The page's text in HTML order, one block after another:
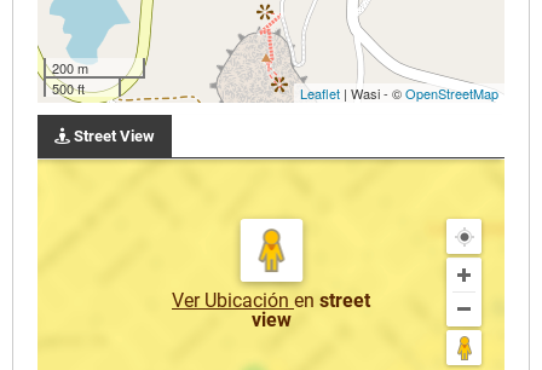
200 m
500 ft
Leaflet | Wasi - ©OpenStreetMap
Street View
Ver Ubicación en street
view